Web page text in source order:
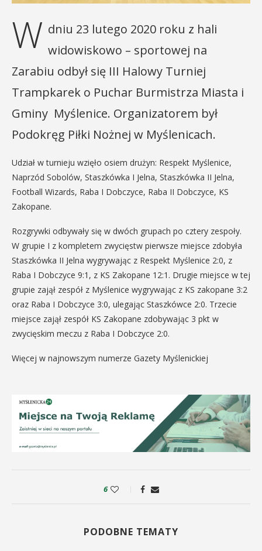
W dniu 23 lutego 2020 roku z hali
widowiskowo – sportowej na
Zarabiu odbył się III Halowy Turniej
Trampkarek o Puchar Burmistrza Miasta i
Gminy Myślenice. Organizatorem był
Podokręg Piłki Nożnej w Myślenicach.
Udział w turnieju wzięło osiem drużyn: Respekt Myślenice,
Naprzód Sobolów, Staszkówka I Jelna, Staszkówka II Jelna,
Football Wizards, Raba I Dobczyce, Raba II Dobczyce, KS
Zakopane.
Rozgrywki odbywały się w dwóch grupach po cztery zespoły.
W grupie I z kompletem zwycięstw pierwsze miejsce zdobyła
Staszkówka II Jelna wygrywając z Respekt Myślenice 2:0, z
Raba I Dobczyce 9:1, z KS Zakopane 12:1. Drugie miejsce w tej
grupie zajął zespół z Myślenice wygrywając z KS zakopane 3:2
oraz Raba I Dobczyce 3:0, ulegając Staszkówce 2:0. Trzecie
miejsce zajął zespół KS Zakopane zdobywając 3 pkt w
zwycięskim meczu z Raba I Dobczyce 2:0.
Więcej w najnowszym numerze Gazety Myślenickiej
6
PODOBNE TEMATY